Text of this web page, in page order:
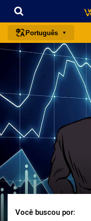
Português
português (BR)
english
español
français
italiano
deutsch
日本語
русский
한국어
العربية
Você buscou por: